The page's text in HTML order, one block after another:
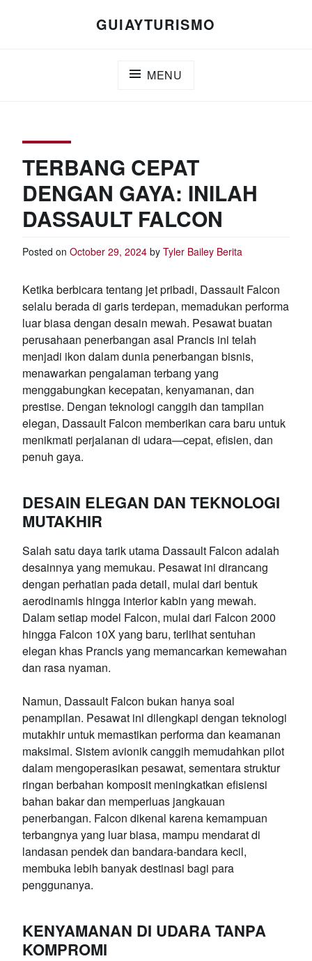
GUIAYTURISMO
MENU
TERBANG CEPAT
DENGAN GAYA: INILAH
DASSAULT FALCON
Posted on October 29, 2024 by Tyler Bailey Berita
Ketika berbicara tentang jet pribadi, Dassault Falcon
selalu berada di garis terdepan, memadukan performa
luar biasa dengan desain mewah. Pesawat buatan
perusahaan penerbangan asal Prancis ini telah
menjadi ikon dalam dunia penerbangan bisnis,
menawarkan pengalaman terbang yang
menggabungkan kecepatan, kenyamanan, dan
prestise. Dengan teknologi canggih dan tampilan
elegan, Dassault Falcon memberikan cara baru untuk
menikmati perjalanan di udara—cepat, efisien, dan
penuh gaya.
DESAIN ELEGAN DAN TEKNOLOGI
MUTAKHIR
Salah satu daya tarik utama Dassault Falcon adalah
desainnya yang memukau. Pesawat ini dirancang
dengan perhatian pada detail, mulai dari bentuk
aerodinamis hingga interior kabin yang mewah.
Dalam setiap model Falcon, mulai dari Falcon 2000
hingga Falcon 10X yang baru, terlihat sentuhan
elegan khas Prancis yang memancarkan kemewahan
dan rasa nyaman.
Namun, Dassault Falcon bukan hanya soal
penampilan. Pesawat ini dilengkapi dengan teknologi
mutakhir untuk memastikan performa dan keamanan
maksimal. Sistem avionik canggih memudahkan pilot
dalam mengoperasikan pesawat, sementara struktur
ringan berbahan komposit meningkatkan efisiensi
bahan bakar dan memperluas jangkauan
penerbangan. Falcon dikenal karena kemampuan
terbangnya yang luar biasa, mampu mendarat di
landasan pendek dan bandara-bandara kecil,
membuka lebih banyak destinasi bagi para
penggunanya.
KENYAMANAN DI UDARA TANPA
KOMPROMI